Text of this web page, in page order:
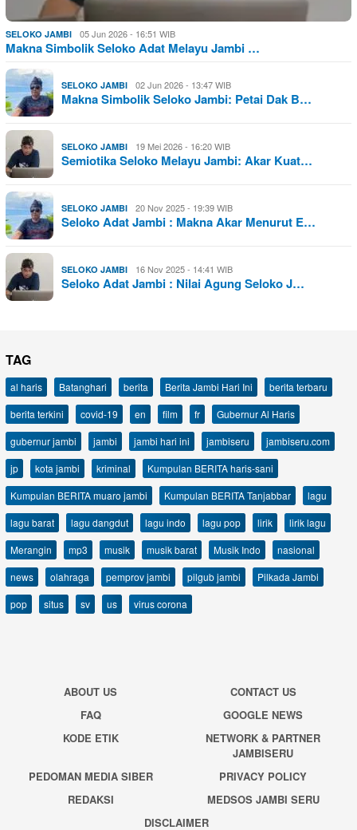
SELOKO JAMBI 05 Jun 2026 - 16:51 WIB
Makna Simbolik Seloko Adat Melayu Jambi …
SELOKO JAMBI 02 Jun 2026 - 13:47 WIB
Makna Simbolik Seloko Jambi: Petai Dak B…
SELOKO JAMBI 19 Mei 2026 - 16:20 WIB
Semiotika Seloko Melayu Jambi: Akar Kuat…
SELOKO JAMBI 20 Nov 2025 - 19:39 WIB
Seloko Adat Jambi : Makna Akar Menurut E…
SELOKO JAMBI 16 Nov 2025 - 14:41 WIB
Seloko Adat Jambi : Nilai Agung Seloko J…
TAG
al haris Batanghari berita Berita Jambi Hari Ini
berita terbaru
berita terkini
covid-19 en film fr
Gubernur Al Haris
gubernur jambi
jambi jambi hari ini jambiseru
jambiseru.com
jp
kota jambi kriminal
Kumpulan BERITA haris-sani
Kumpulan BERITA muaro jambi
Kumpulan BERITA Tanjabbar
lagu
lagu barat
lagu dangdut lagu indo lagu pop lirik
lirik lagu
Merangin
mp3 musik musik barat Musik Indo
nasional
news
olahraga pemprov jambi pilgub jambi
Pilkada Jambi
pop
situs sv us virus corona
ABOUT US
CONTACT US
FAQ
GOOGLE NEWS
KODE ETIK
NETWORK & PARTNER
JAMBISERU
PEDOMAN MEDIA SIBER
PRIVACY POLICY
REDAKSI
MEDSOS JAMBI SERU
DISCLAIMER